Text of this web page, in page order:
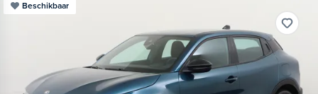
Beschikbaar